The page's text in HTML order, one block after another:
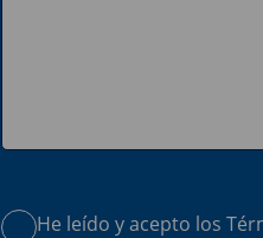
He leído y acepto los